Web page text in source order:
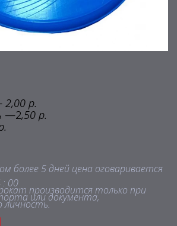
2,00 р.
—2,50 р.
более 5 дней цена оговаривается
: 00
производится только при
или документа,
личность.